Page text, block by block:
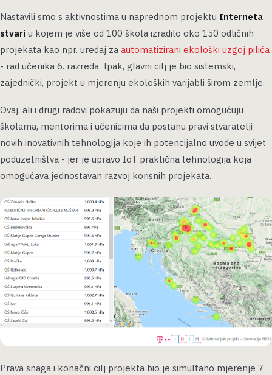
Nastavili smo s aktivnostima u naprednom projektu Interneta
stvari u kojem je više od 100 škola izradilo oko 150 odličnih
projekata kao npr. uređaj za automatizirani ekološki uzgoj pilića
- rad učenika 6. razreda. Ipak, glavni cilj je bio sistemski,
zajednički, projekt u mjerenju ekoloških varijabli širom zemlje.
Ovaj, ali i drugi radovi pokazuju da naši projekti omogućuju
školama, mentorima i učenicima da postanu pravi stvaratelji
novih inovativnih tehnologija koje ih potencijalno uvode u svijet
poduzetništva - jer je upravo IoT praktična tehnologija koja
omogućava jednostavan razvoj korisnih projekata.
Prava snaga i konačni cilj projekta bio je simultano mjerenje 7